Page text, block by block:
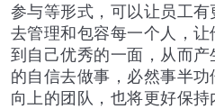
参与等形式，可以让员工
去管理和包容每一个人，
到自己优秀的一面，从而
的自信去做事，必然事半
向上的团队，也将更好保